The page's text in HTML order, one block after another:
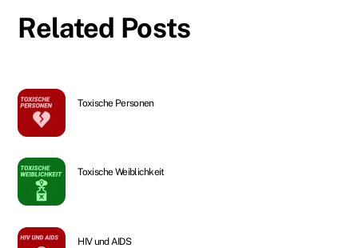
Related Posts
Toxische Personen
Toxische Weiblichkeit
HIV und AIDS